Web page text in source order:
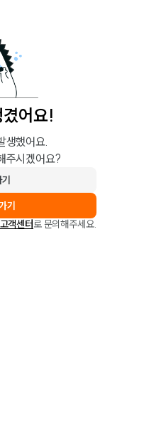
어요!
생했어요.
주시겠어요?
기
고객센터로 문의해주세요.